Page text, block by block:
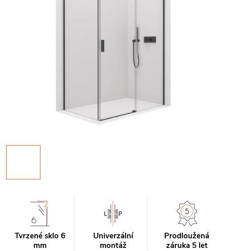
Tvrzené sklo 6
mm
Univerzální
montáž
Prodloužená
záruka 5 let